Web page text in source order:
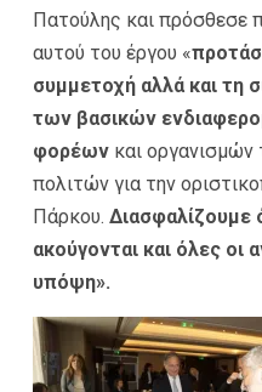
Πατούλης και πρόσθεσε
αυτού του έργου «
συμμετοχή αλλά και τη
των βασικών
φορέων και
πολιτών για την
Πάρκου. Διασφαλίζουμε
ακούγονται και όλες οι
υπόψη».